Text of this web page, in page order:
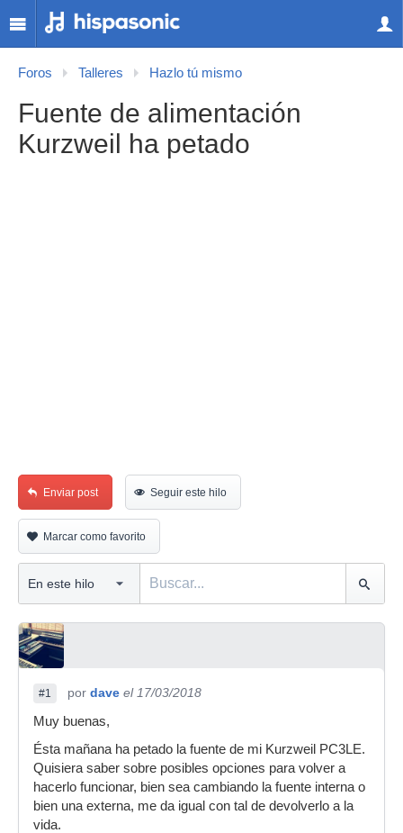
Foros Talleres Hazlo tú mismo
Fuente de alimentación
Kurzweil ha petado
Enviar post Seguir este hilo
Marcar como favorito
#1 por dave el 17/03/2018
Muy buenas,
Ésta mañana ha petado la fuente de mi Kurzweil PC3LE.
Quisiera saber sobre posibles opciones para volver a
hacerlo funcionar, bien sea cambiando la fuente interna o
bien una externa, me da igual con tal de devolverlo a la
vida.